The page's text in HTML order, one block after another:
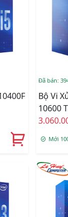
Đã bán:
Bộ Vi
10600
Mới